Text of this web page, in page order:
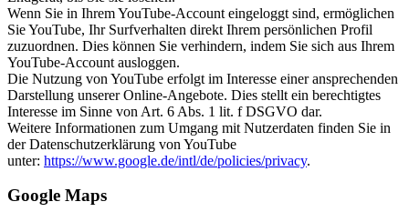
Wenn Sie in Ihrem YouTube-Account eingeloggt sind, ermöglichen
Sie YouTube, Ihr Surfverhalten direkt Ihrem persönlichen Profil
zuzuordnen. Dies können Sie verhindern, indem Sie sich aus Ihrem
YouTube-Account ausloggen.
Die Nutzung von YouTube erfolgt im Interesse einer ansprechenden
Darstellung unserer Online-Angebote. Dies stellt ein berechtigtes
Interesse im Sinne von Art. 6 Abs. 1 lit. f DSGVO dar.
Weitere Informationen zum Umgang mit Nutzerdaten finden Sie in
der Datenschutzerklärung von YouTube
unter: https://www.google.de/intl/de/policies/privacy.
Google Maps